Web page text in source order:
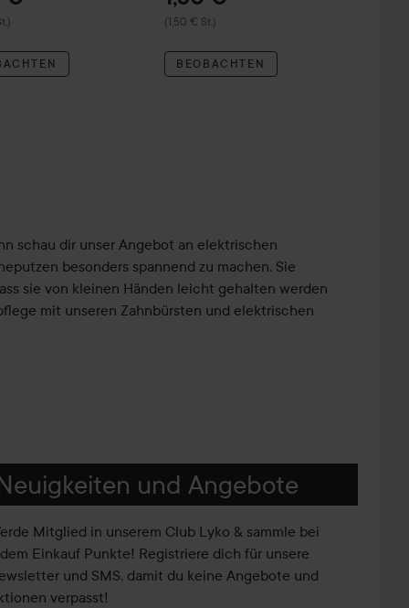
(1,50 € St.)
BEOBACHTEN
schau dir unser Angebot an elektrischen
besonders spannend zu machen. Sie
sie von kleinen Händen leicht gehalten werden
mit unseren Zahnbürsten und elektrischen
und Angebote
Mitglied in unserem Club Lyko & sammle bei
Einkauf Punkte! Registriere dich für unsere
und SMS, damit du keine Angebote und
verpasst!